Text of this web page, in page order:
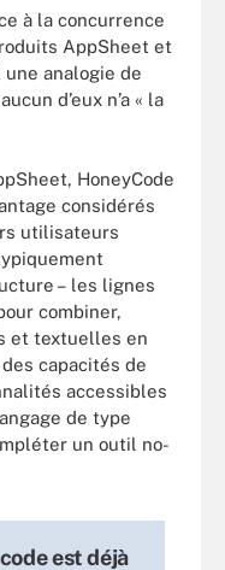
à la concurrence
AppSheet et
analogie de
d’eux n’a « la
HoneyCode
considérés
utilisateurs
– les lignes
combiner,
et textuelles en
capacités de
accessibles
de type
un outil no-
est déjà